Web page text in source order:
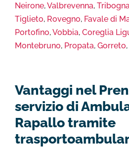
Neirone,Valbrevenna, Tribogna
Tiglieto, Rovegno, Favale di
Portofino,Vobbia, Coreglia
Montebruno, Propata, Gorreto,
Vantaggi nel
servizio di
Rapallo tramite